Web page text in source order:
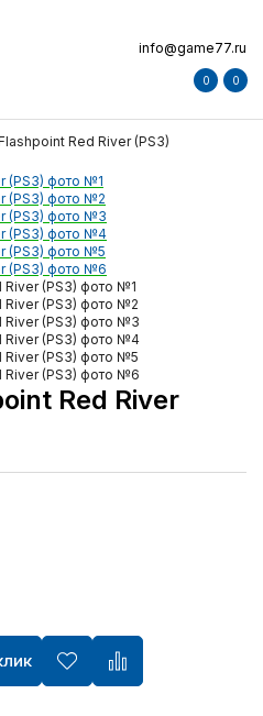
info@game77.ru
0 0
Red River (PS3)
Red River